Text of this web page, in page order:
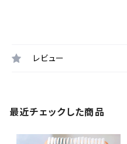
レビュー
最近チェックした商品